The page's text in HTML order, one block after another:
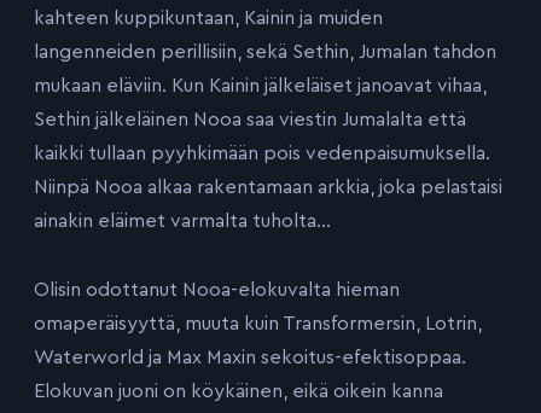
kahteen kuppikuntaan, Kainin ja muiden
langenneiden perillisiin, sekä Sethin, Jumalan tahdon
mukaan eläviin. Kun Kainin jälkeläiset janoavat vihaa,
Sethin jälkeläinen Nooa saa viestin Jumalalta että
kaikki tullaan pyyhkimään pois vedenpaisumuksella.
Niinpä Nooa alkaa rakentamaan arkkia, joka pelastaisi
ainakin eläimet varmalta tuholta…
Olisin odottanut Nooa-elokuvalta hieman
omaperäisyyttä, muuta kuin Transformersin, Lotrin,
Waterworld ja Max Maxin sekoitus-efektisoppaa.
Elokuvan juoni on köykäinen, eikä oikein kanna